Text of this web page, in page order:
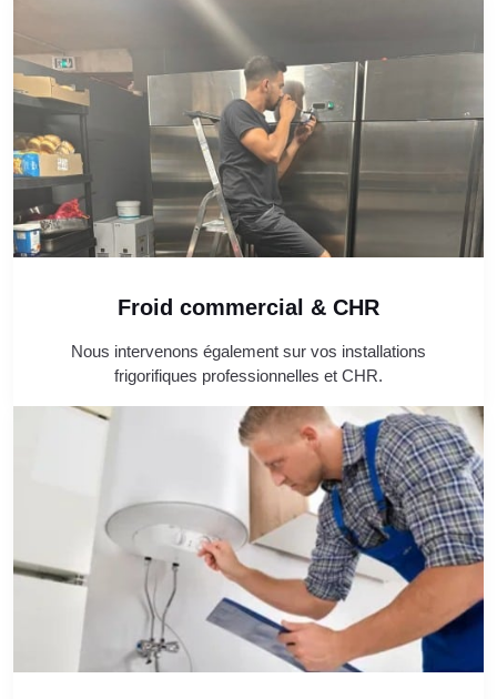
Froid commercial & CHR
Nous intervenons également sur vos installations
frigorifiques professionnelles et CHR.